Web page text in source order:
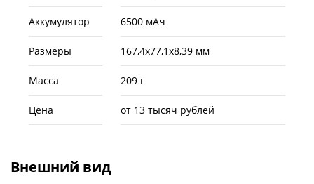
Аккумулятор 6500 мАч
Размеры 167,4х77,1х8,39 мм
Масса 209 г
Цена от 13 тысяч рублей
Внешний вид